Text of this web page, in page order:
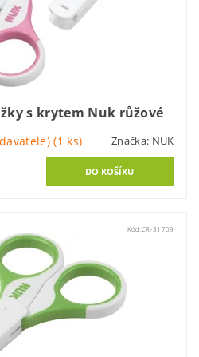
s krytem Nuk růžové
(1 ks) Značka: NUK
Kód: CR-31709